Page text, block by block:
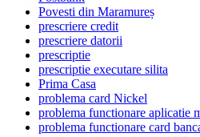
Povesti din Maramureș
prescriere credit
prescriere datorii
prescriptie
prescriptie executare silita
Prima Casa
problema card Nickel
problema functionare aplicatie
problema functionare card